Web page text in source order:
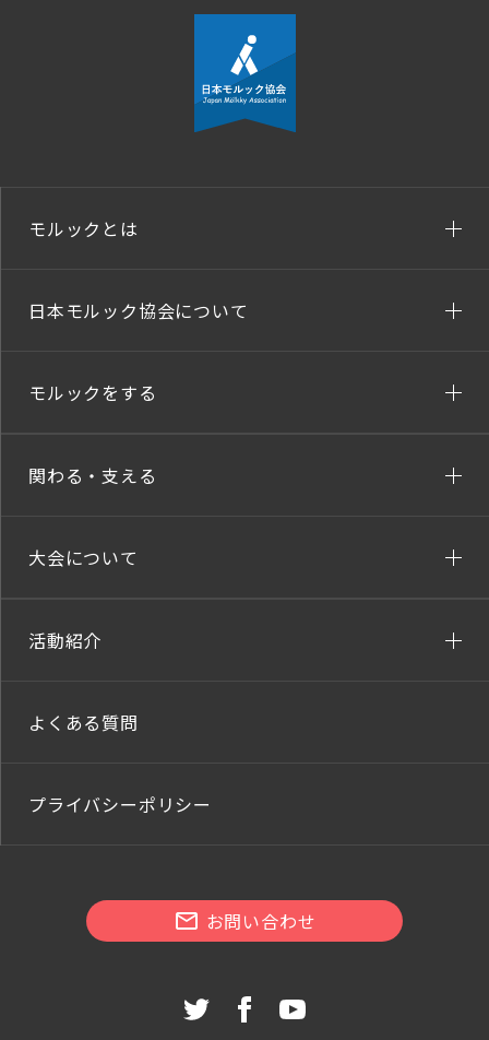
モルックとは
日本モルック協会について
モルックをする
関わる・支える
大会について
活動紹介
よくある質問
プライバシーポリシー
お問い合わせ